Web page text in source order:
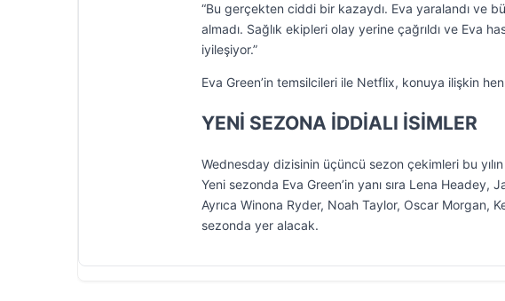
“Bu gerçekten ciddi bir kazaydı. Eva yaralandı ve
almadı. Sağlık ekipleri olay yerine çağrıldı ve Eva
iyileşiyor.”
Eva Green’in temsilcileri ile Netflix, konuya ilişkin
YENİ SEZONA İDDİALI İSİMLER
Wednesday dizisinin üçüncü sezon çekimleri bu yılın
Yeni sezonda Eva Green’in yanı sıra Lena
Ayrıca Winona Ryder, Noah Taylor, Oscar Morgan,
sezonda yer alacak.